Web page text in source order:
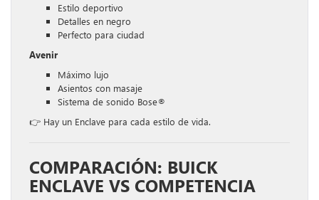
Estilo deportivo
Detalles en negro
Perfecto para ciudad
Avenir
Máximo lujo
Asientos con masaje
Sistema de sonido Bose®
👉 Hay un Enclave para cada estilo de vida.
COMPARACIÓN: BUICK
ENCLAVE VS COMPETENCIA